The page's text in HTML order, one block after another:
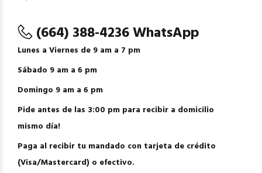
(664) 388-4236 WhatsApp
Lunes a Viernes de 9 am a 7 pm
Sábado 9 am a 6 pm
Domingo 9 am a 6 pm
Pide antes de las 3:00 pm para recibir a domicilio
mismo día!
Paga al recibir tu mandado con tarjeta de crédito
(Visa/Mastercard) o efectivo.